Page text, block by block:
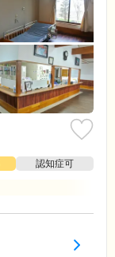
認知症可